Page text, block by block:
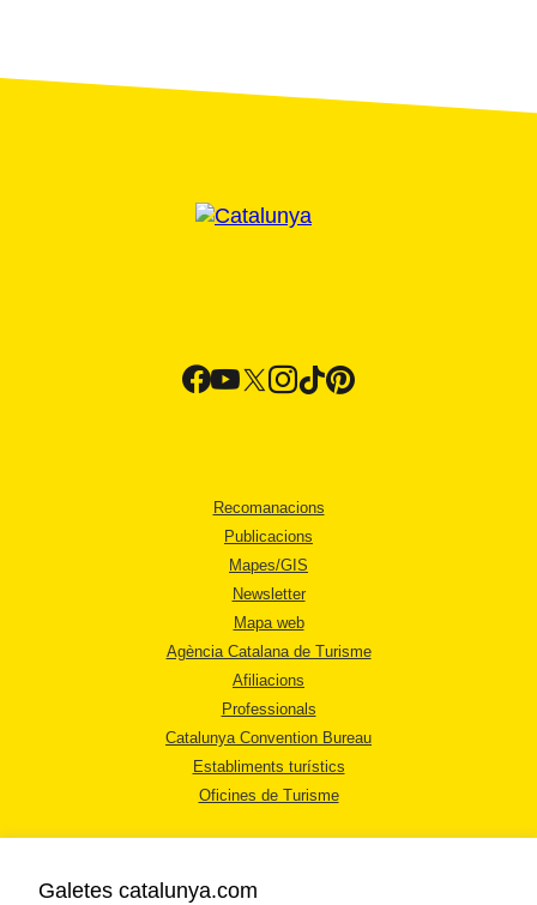
Recomanacions
Publicacions
Mapes/GIS
Newsletter
Mapa web
Agència Catalana de Turisme
Afiliacions
Professionals
Catalunya Convention Bureau
Establiments turístics
Oficines de Turisme
Galetes catalunya.com